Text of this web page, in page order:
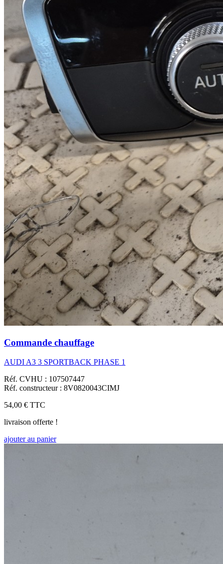
Commande chauffage
AUDI A3 3 SPORTBACK PHASE 1
Réf. CVHU : 107507447
Réf. constructeur : 8V0820043CIMJ
54,00 € TTC
livraison offerte !
ajouter au panier